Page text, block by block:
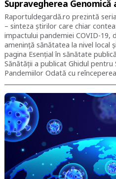
Supravegherea Genomică
Raportuldegardă.ro prezintă
– sinteza știrilor care chiar
impactului pandemiei COVID-19,
amenință sănătatea la nivel local
pagina Esențial în sănătate
Sănătății a publicat Ghidul pentru
Pandemiilor Odată cu